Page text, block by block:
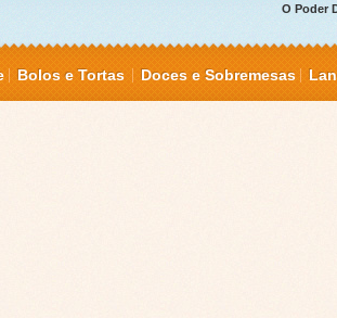
O Poder
Bolos e Tortas Doces e Sobremesas